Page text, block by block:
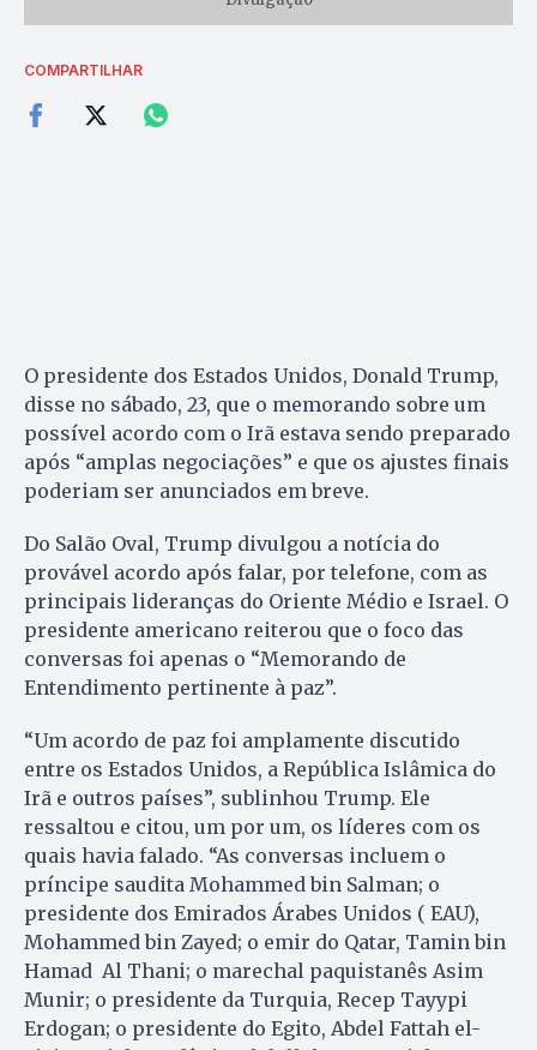
COMPARTILHAR
O presidente dos Estados Unidos, Donald Trump,
disse no sábado, 23, que o memorando sobre um
possível acordo com o Irã estava sendo preparado
após “amplas negociações” e que os ajustes finais
poderiam ser anunciados em breve.
Do Salão Oval, Trump divulgou a notícia do
provável acordo após falar, por telefone, com as
principais lideranças do Oriente Médio e Israel. O
presidente americano reiterou que o foco das
conversas foi apenas o “Memorando de
Entendimento pertinente à paz”.
“Um acordo de paz foi amplamente discutido
entre os Estados Unidos, a República Islâmica do
Irã e outros países”, sublinhou Trump. Ele
ressaltou e citou, um por um, os líderes com os
quais havia falado. “As conversas incluem o
príncipe saudita Mohammed bin Salman; o
presidente dos Emirados Árabes Unidos ( EAU),
Mohammed bin Zayed; o emir do Qatar, Tamin bin
Hamad Al Thani; o marechal paquistanês Asim
Munir; o presidente da Turquia, Recep Tayypi
Erdogan; o presidente do Egito, Abdel Fattah el-